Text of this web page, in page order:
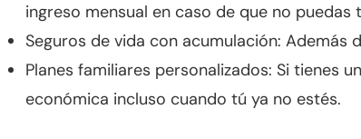
ingreso mensual en caso de que no puedas
Seguros de vida con acumulación:
Planes familiares personalizados: Si tienes
económica incluso cuando tú ya no estés.